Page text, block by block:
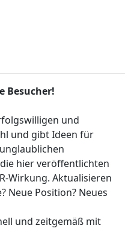
Besucher!
und
und gibt Ideen für
hier veröffentlichten
Wirkung. Aktualisieren
Neue Position? Neues
und zeitgemäß mit